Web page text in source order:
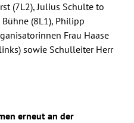
(7L2), Julius Schulte to
(8L1), Philipp
Frau Haase
sowie Schulleiter Herr
erneut an der